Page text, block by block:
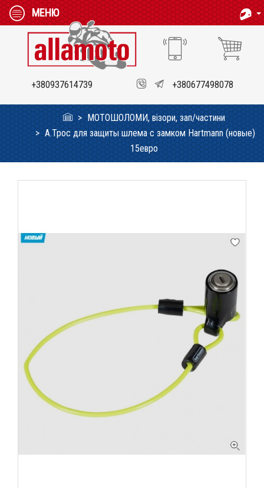
МЕНЮ
+380937614739 +380677498078
МОТОШОЛОМИ, візори, зап/частини
А.Трос для защиты шлема с замком Hartmann (новые)
15евро